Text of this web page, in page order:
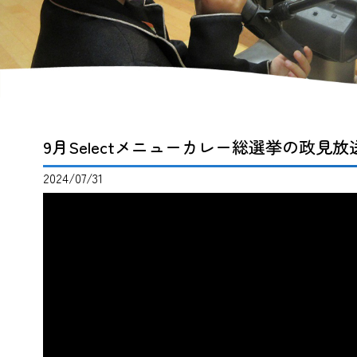
9月Selectメニューカレー総選挙の政見放
2024/07/31